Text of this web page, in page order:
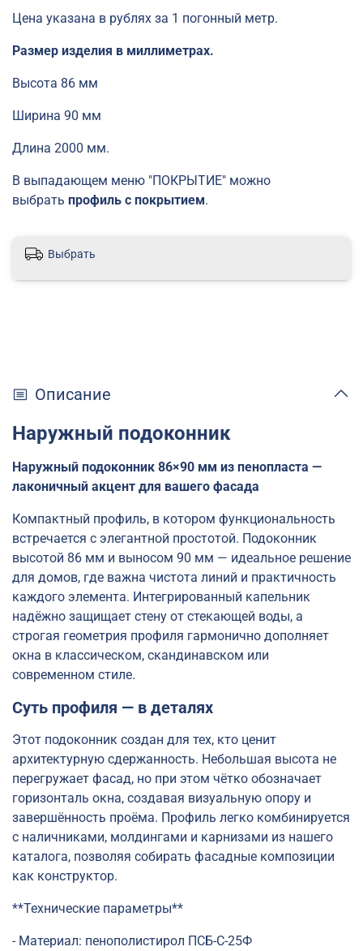
Цена указана в рублях за 1 погонный метр.
Размер изделия в миллиметрах.
Высота 86 мм
Ширина 90 мм
Длина 2000 мм.
В выпадающем меню "ПОКРЫТИЕ" можно
выбрать профиль с покрытием.
Выбрать
Описание
Наружный подоконник
Наружный подоконник 86×90 мм из пенопласта —
лаконичный акцент для вашего фасада
Компактный профиль, в котором функциональность
встречается с элегантной простотой. Подоконник
высотой 86 мм и выносом 90 мм — идеальное решение
для домов, где важна чистота линий и практичность
каждого элемента. Интегрированный капельник
надёжно защищает стену от стекающей воды, а
строгая геометрия профиля гармонично дополняет
окна в классическом, скандинавском или
современном стиле.
Суть профиля — в деталях
Этот подоконник создан для тех, кто ценит
архитектурную сдержанность. Небольшая высота не
перегружает фасад, но при этом чётко обозначает
горизонталь окна, создавая визуальную опору и
завершённость проёма. Профиль легко комбинируется
с наличниками, молдингами и карнизами из нашего
каталога, позволяя собирать фасадные композиции
как конструктор.
**Технические параметры**
- Материал: пенополистирол ПСБ-С-25Ф